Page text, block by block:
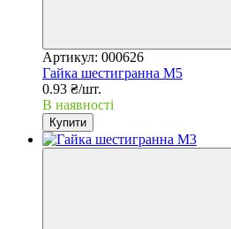
Артикул: 000626
Гайка шестигранна М5
0.93 ₴/шт.
В наявності
Купити